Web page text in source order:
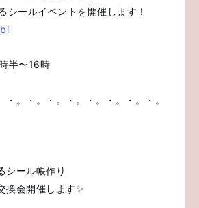
シールイベントを開催します！
半〜16時
・。・。・。・。・。・。・。・。
シール帳作り
開催します✨